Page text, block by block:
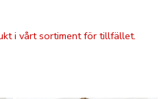
i vårt sortiment för tillfället.